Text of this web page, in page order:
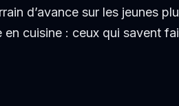
d’avance sur les jeunes
en cuisine : ceux qui savent